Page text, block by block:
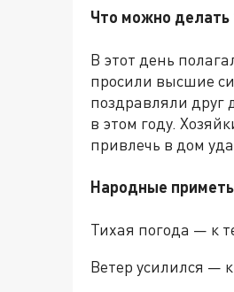
Что можно делать
В этот день
просили высшие
поздравляли
в этом году.
привлечь в дом
Народные
Тихая погода — к
Ветер усилился —